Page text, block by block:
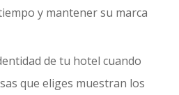
y mantener su marca
de tu hotel cuando
que eliges muestran los